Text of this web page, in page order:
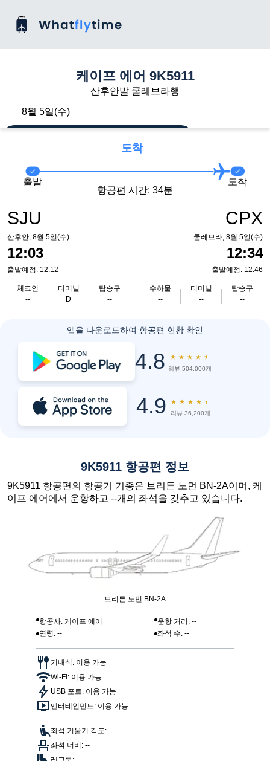
케이프 에어 9K5911
산후안발 쿨레브라행
8월 5일(수)
도착
SJU
산후안, 8월 5일(수)
12:03
출발예정: 12:12
체크인
--
터미널
D
탑승구
--
출발
항공편 시간: 34분
도착
CPX
쿨레브라, 8월 5일(수)
12:34
출발예정: 12:46
수하물
--
터미널
--
탑승구
--
앱을 다운로드하여 항공편 현황 확인
4.8 ★ ★ ★ ★ ★
리뷰 504,000개
4.9 ★ ★ ★ ★ ★
리뷰 36,200개
9K5911 항공편 정보
9K5911 항공편의 항공기 기종은 브리튼 노먼 BN-2A이며, 케
이프 에어에서 운항하고 --개의 좌석을 갖추고 있습니다.
브리튼 노먼 BN-2A
항공사: 케이프 에어
운항 거리: --
연령: --
좌석 수: --
기내식: 이용 가능
Wi-Fi: 이용 가능
USB 포트: 이용 가능
엔터테인먼트: 이용 가능
좌석 기울기 각도: --
좌석 너비: --